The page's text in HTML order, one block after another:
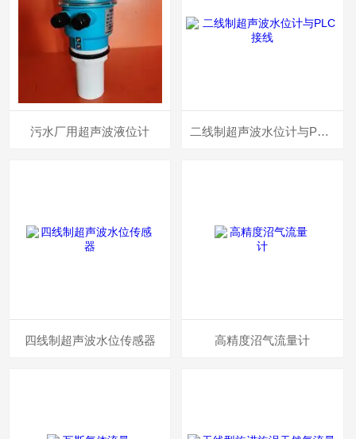
污水厂用超声波液位计 二线制超声波水位计与PLC接线
四线制超声波水位传感器 高精度沼气流量计